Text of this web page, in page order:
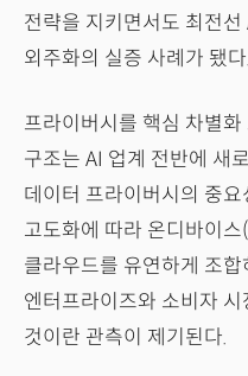
전략을 지키면서도 최전
외주화의 실증 사례가 됐다.
프라이버시를 핵심 차별
구조는 AI 업계 전반에 새
데이터 프라이버시의 중
고도화에 따라 온디바이
클라우드를 유연하게 조
엔터프라이즈와 소비자
것이란 관측이 제기된다.